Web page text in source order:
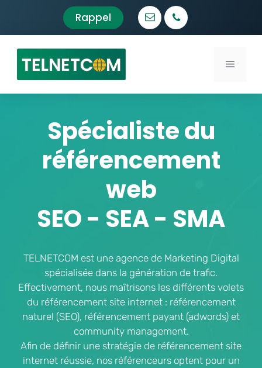
contenu
Rappel
Menu
Spécialiste du
référencement
web
SEO - SEA - SMA
TELNETCOM est une agence de Marketing Digital
spécialisée dans la génération de trafic.
Effectivement, nous maîtrisons les différents volets
du référencement site internet : référencement
naturel (SEO), référencement payant (adwords) et
community management.
Afin de définir une stratégie de référencement site
internet réussie, nos référenceurs optent pour un